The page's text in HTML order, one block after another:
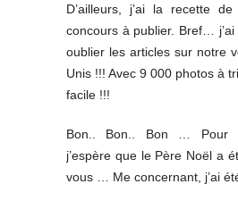
D’ailleurs, j’ai la recette
concours à publier. Bref…
oublier les articles sur notre
Unis !!! Avec 9 000 photos à
facile !!!
Bon.. Bon.. Bon … Pour
j’espère que le Père Noël a
vous … Me concernant, j’ai